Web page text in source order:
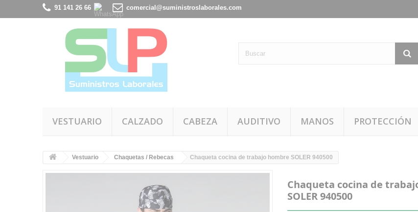
91 141 26 66 comercial@suministroslaborales.com
VESTUARIO CALZADO CABEZA AUDITIVO MANOS PROTECCIÓN
Vestuario Chaquetas / Rebecas Chaqueta cocina de trabajo hombre SOLER 940500
Chaqueta cocina de
SOLER 940500